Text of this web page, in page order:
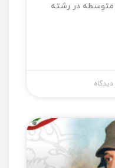
متوسطه در رشته